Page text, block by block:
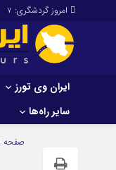
امروز گردشگری: 7
ایران وی تورز
سایر راه‌ها
ایران وی تورز
شرایط بازنشر